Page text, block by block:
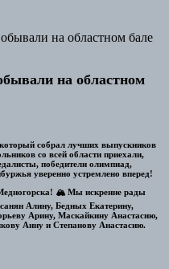
на областном бале
на областном
собрал лучших выпускников
со всей области приехали,
победители олимпиад,
уверенно устремлено вперед!
🏔️ Мы искренне рады
Алину, Бедных Екатерину,
Арину, Маскайкину Анастасию,
Анну и Степанову Анастасию.